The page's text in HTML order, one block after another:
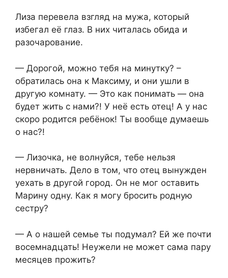
Лиза перевела взгляд на мужа, который
избегал её глаз. В них читалась обида и
разочарование.
— Дорогой, можно тебя на минутку? –
обратилась она к Максиму, и они ушли в
другую комнату. — Это как понимать — она
будет жить с нами?! У неё есть отец! А у нас
скоро родится ребёнок! Ты вообще думаешь
о нас?!
— Лизочка, не волнуйся, тебе нельзя
нервничать. Дело в том, что отец вынужден
уехать в другой город. Он не мог оставить
Марину одну. Как я могу бросить родную
сестру?
— А о нашей семье ты подумал? Ей же почти
восемнадцать! Неужели не может сама пару
месяцев прожить?